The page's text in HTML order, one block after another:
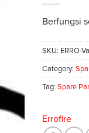
Berfungsi
SKU: ERRO-
Category:
Tag: Spare
Errofire